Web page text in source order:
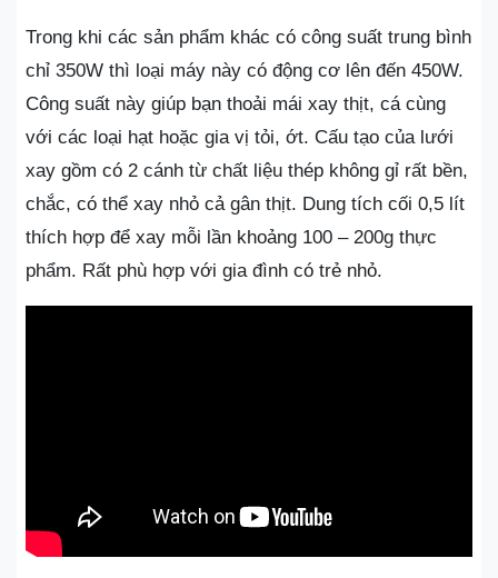
Trong khi các sản phẩm khác có công suất trung bình
chỉ 350W thì loại máy này có động cơ lên đến 450W.
Công suất này giúp bạn thoải mái xay thịt, cá cùng
với các loại hạt hoặc gia vị tỏi, ớt. Cấu tạo của lưới
xay gồm có 2 cánh từ chất liệu thép không gỉ rất bền,
chắc, có thể xay nhỏ cả gân thịt. Dung tích cối 0,5 lít
thích hợp để xay mỗi lần khoảng 100 – 200g thực
phẩm. Rất phù hợp với gia đình có trẻ nhỏ.